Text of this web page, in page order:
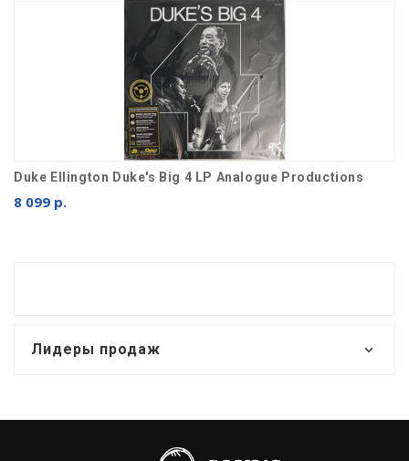
Duke Ellington Duke's Big 4 LP Analogue Productions
8 099 р.
Лидеры продаж